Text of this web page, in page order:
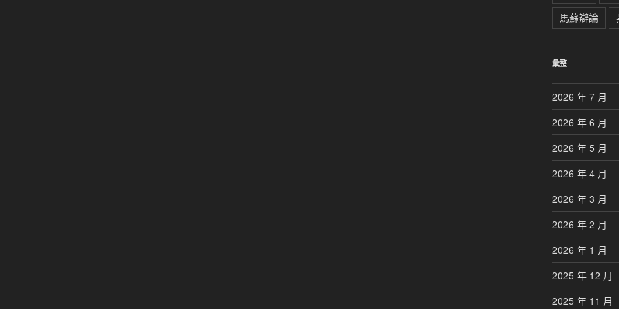
馬蘇辯論
彙整
2026 年 7 月
2026 年 6 月
2026 年 5 月
2026 年 4 月
2026 年 3 月
2026 年 2 月
2026 年 1 月
2025 年 12 月
2025 年 11 月